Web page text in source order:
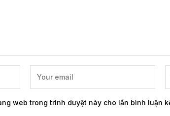
web trong trình duyệt này cho lần bình luận